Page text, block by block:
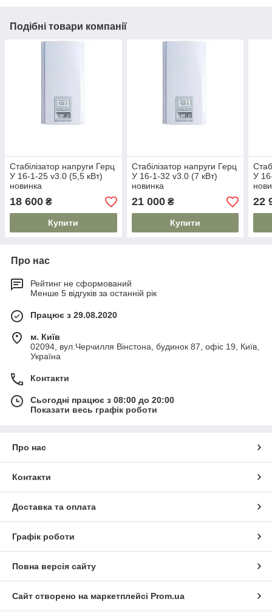
Подібні товари компанії
Стабілізатор напруги Герц
У 16-1-25 v3.0 (5,5 кВт)
новинка
18 600 ₴
Купити
Стабілізатор напруги Герц
У 16-1-32 v3.0 (7 кВт)
новинка
21 000₴
Купити
У
22
Про нас
Рейтинг не сформований
Менше 5 відгуків за останній рік
Працює з 29.08.2020
м. Київ
02094, вул.Черчилля Вінстона, будинок 87, офіс 19, Київ,
Україна
Контакти
Сьогодні працює з 08:00 до 20:00
Показати весь графік роботи
Про нас
Контакти
Доставка та оплата
Графік роботи
Повна версія сайту
Сайт створено на маркетплейсі Prom.ua